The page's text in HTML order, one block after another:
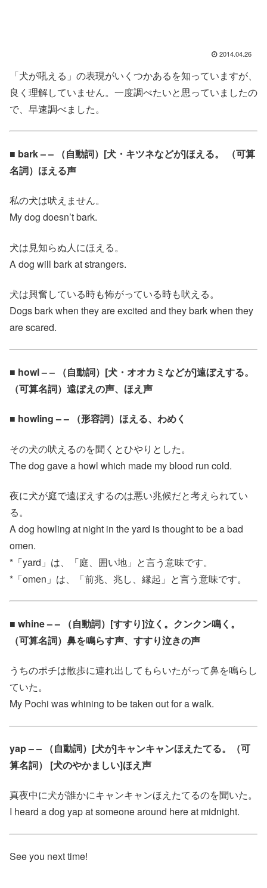
2014.04.26
「犬が吼える」の表現がいくつかあるを知っていますが、
良く理解していません。一度調べたいと思っていましたの
で、早速調べました。
■ bark – – （自動詞）[犬・キツネなどが]ほえる。 （可算
名詞）ほえる声
私の犬は吠えません。
My dog doesn’t bark.
犬は見知らぬ人にほえる。
A dog will bark at strangers.
犬は興奮している時も怖がっている時も吠える。
Dogs bark when they are excited and they bark when they
are scared.
■ howl – – （自動詞）[犬・オオカミなどが]遠ぼえする。
（可算名詞）遠ぼえの声、ほえ声
■ howling – – （形容詞）ほえる、わめく
その犬の吠えるのを聞くとひやりとした。
The dog gave a howl which made my blood run cold.
夜に犬が庭で遠ぼえするのは悪い兆候だと考えられてい
る。
A dog howling at night in the yard is thought to be a bad
omen.
*「yard」は、「庭、囲い地」と言う意味です。
*「omen」は、「前兆、兆し、縁起」と言う意味です。
■ whine – – （自動詞）[すすり]泣く。クンクン鳴く。
（可算名詞）鼻を鳴らす声、すすり泣きの声
うちのポチは散歩に連れ出してもらいたがって鼻を鳴らし
ていた。
My Pochi was whining to be taken out for a walk.
yap – – （自動詞）[犬が]キャンキャンほえたてる。（可
算名詞） [犬のやかましい]ほえ声
真夜中に犬が誰かにキャンキャンほえたてるのを聞いた。
I heard a dog yap at someone around here at midnight.
See you next time!